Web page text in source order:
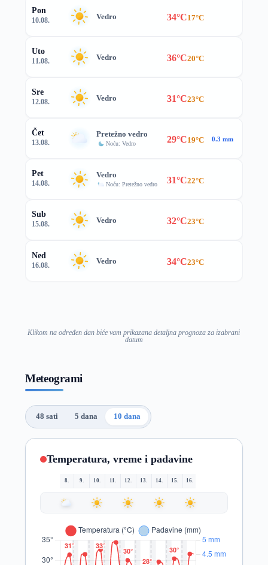
Pon
10.08. Vedro 34°C17°C
Uto
11.08. Vedro 36°C20°C
Sre
12.08. Vedro 31°C23°C
Čet
13.08.
Pretežno vedro
Noću: Vedro 29°C19°C 0.3 mm
Pet
14.08.
Vedro
Noću: Pretežno vedro 31°C22°C
Sub
15.08. Vedro 32°C23°C
Ned
16.08. Vedro 34°C23°C
Klikom na određen dan biće vam prikazana detaljna prognoza za izabrani
datum
Meteogrami
48 sati 5 dana 10 dana
Temperatura, vreme i padavine
8. 9. 10. 11. 12. 13. 14. 15. 16.